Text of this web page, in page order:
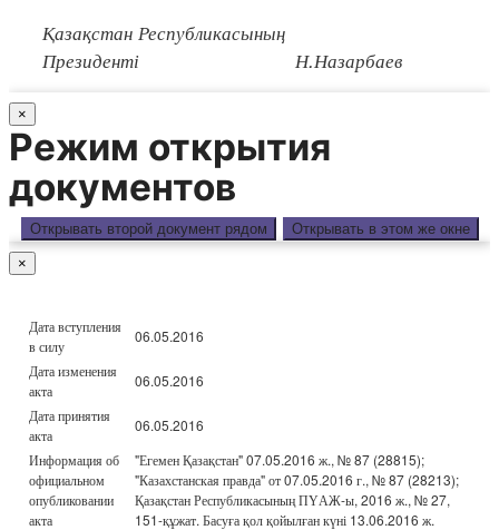
Қазақстан Республикасының
Президенті Н.Назарбаев
×
Режим открытия
документов
Открывать второй документ рядом Открывать в этом же окне
×
Дата вступления
в силу
06.05.2016
Дата изменения
акта
06.05.2016
Дата принятия
акта
06.05.2016
Информация об
официальном
опубликовании
акта
"Егемен Қазақстан" 07.05.2016 ж., № 87 (28815);
"Казахстанская правда" от 07.05.2016 г., № 87 (28213);
Қазақстан Республикасының ПҮАЖ-ы, 2016 ж., № 27,
151-құжат. Басуға қол қойылған күні 13.06.2016 ж.